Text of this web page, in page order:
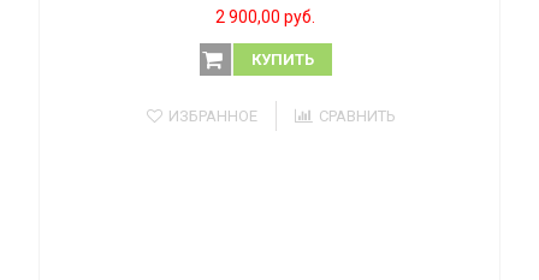
2 900,00 руб.
КУПИТЬ
ИЗБРАННОЕ СРАВНИТЬ